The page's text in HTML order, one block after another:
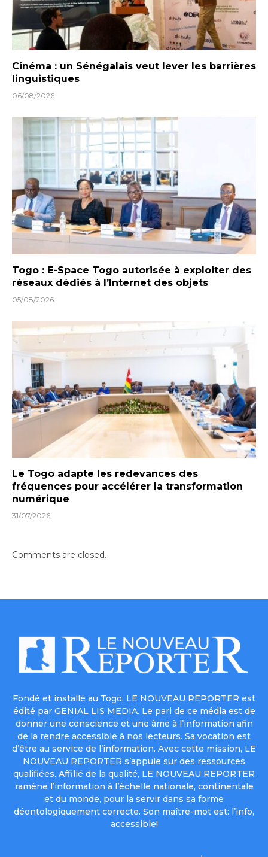
Cinéma : un Sénégalais veut lever les barrières
linguistiques
06/08/2026
Togo : E-Space Togo autorisée à exploiter des
réseaux dédiés à l’Internet des objets
05/08/2026
Le Togo adapte les redevances des
fréquences pour accélérer la transformation
numérique
31/07/2026
Comments are closed.
Fondé et installé au Togo, LE NOUVEAU REPORTER est
édité par GENIAL LIS MEDIA. Le pari de ce média est de
donner une conscience et une âme à l’information afin
de la rendre accessible à nos lecteurs. Sa vocation est
d’être au service de l’information. Avec cette mission, LE
NOUVEAU REPORTER s’appuie sur des ressources
qualifiées. Affilié de la qualité, LE NOUVEAU REPORTER
ramène l’information à l’échelle nationale, continentale
et du monde, pour la servir dans sa forme
déontologiquement correcte. Son maître-mot est: l’info,
accessible!